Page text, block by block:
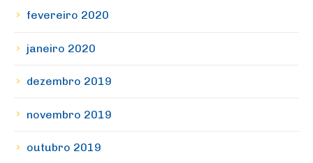
fevereiro 2020
janeiro 2020
dezembro 2019
novembro 2019
outubro 2019